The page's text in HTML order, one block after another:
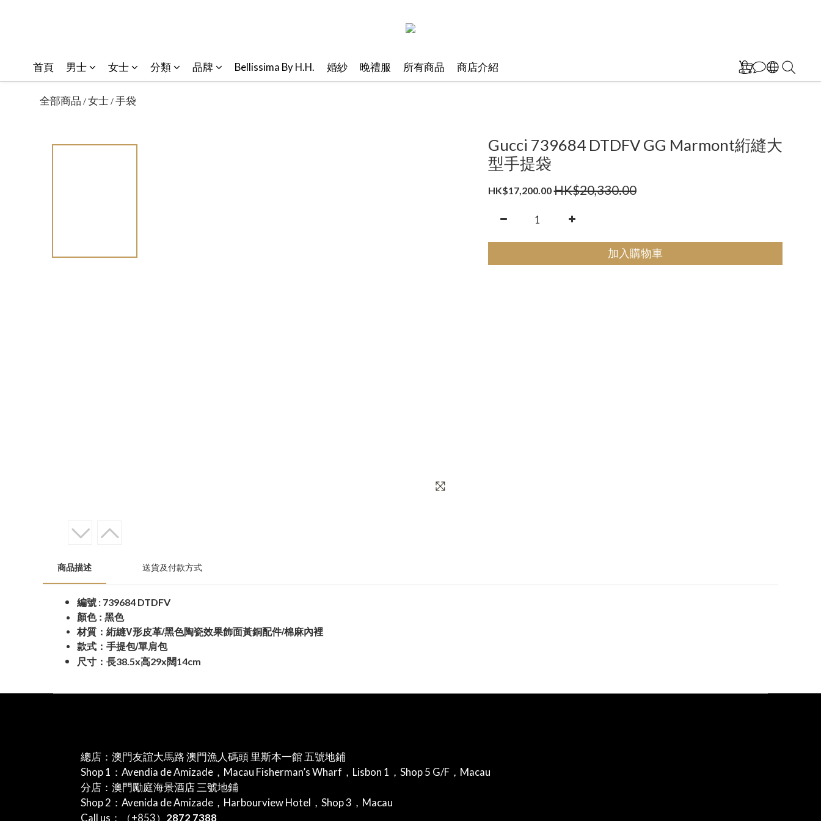
首頁 男士 女士 分類 品牌 Bellissima By H.H. 婚紗 晚禮服 所有商品 商店介紹
全部商品 /女士/手袋
Gucci 739684 DTDFV GG Marmont絎縫大
型手提袋
HK$17,200.00 HK$20,330.00
加入購物車
商品描述 送貨及付款方式
編號 : 739684 DTDFV
顏色: 黑色
材質：絎縫V形皮革/黑色陶瓷效果飾面黃銅配件/棉麻內裡
款式：手提包/單肩包
尺寸：長38.5x高29x闊14cm
總店：澳門友誼大馬路 澳門漁人碼頭 里斯本一館 五號地鋪
Shop 1：Avendia de Amizade，Macau Fisherman’s Wharf，Lisbon 1，Shop 5 G/F，Macau
分店：澳門勵庭海景酒店 三號地鋪
Shop 2：Avenida de Amizade，Harbourview Hotel，Shop 3，Macau
Call us：（+853） 2872 7388